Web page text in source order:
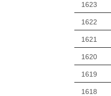
1623
1622
1621
1620
1619
1618